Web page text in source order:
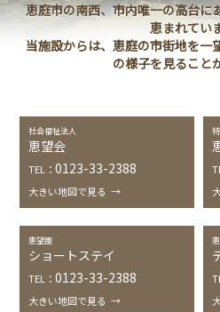
- 恵
恵庭市の南西、市内唯一の高台に
恵まれてい
当施設からは、恵庭の市街地を一
の様子を見ること
社会福祉法人
恵望会
TEL：0123-33-2388
大きい地図で見る →
恵望園
ショートステイ
TEL：0123-33-2388
大きい地図で見る →